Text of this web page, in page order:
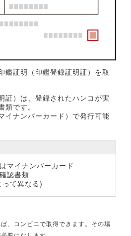
鑑証明（印鑑登録証明証）を取
証）は、登録されたハンコが実
類です。
イナンバーカード）で発行可能
マイナンバーカード
認書類
って異なる)
、コンビニで取得できます。その場